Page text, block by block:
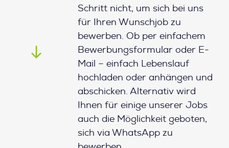
Schritt nicht, um sich bei uns
für Ihren Wunschjob zu
bewerben. Ob per einfachem
Bewerbungsformular oder E-
Mail – einfach Lebenslauf
hochladen oder anhängen und
abschicken. Alternativ wird
Ihnen für einige unserer Jobs
auch die Möglichkeit geboten,
sich via WhatsApp zu